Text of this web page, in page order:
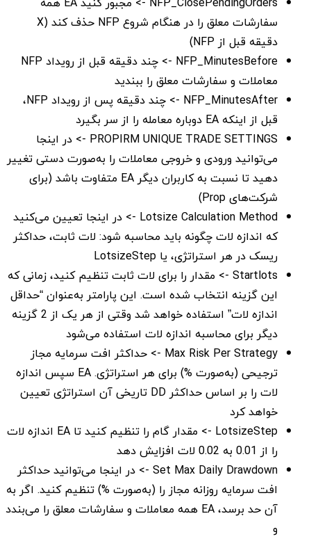
سفارشات معلق را در هنگام شروع NFP حذف کند (X
دقیقه قبل از NFP)
NFP_MinutesBefore -> چند دقیقه قبل از رویداد NFP
معاملات و سفارشات معلق را ببندید
NFP_MinutesAfter -> چند دقیقه پس از رویداد NFP،
قبل از اینکه EA دوباره معامله را از سر بگیرد
PROPIRM UNIQUE TRADE SETTINGS -> در اینجا
می‌توانید ورودی و خروجی معاملات را به‌صورت دستی تغییر
دهید تا نسبت به کاربران دیگر EA متفاوت باشد (برای
شرکت‌های Prop)
Lotsize Calculation Method -> در اینجا تعیین می‌کنید
که اندازه لات چگونه باید محاسبه شود: لات ثابت، حداکثر
ریسک در هر استراتژی، یا LotsizeStep
Startlots -> مقدار را برای لات ثابت تنظیم کنید، زمانی که
این گزینه انتخاب شده است. این پارامتر به‌عنوان “حداقل
اندازه لات” استفاده خواهد شد وقتی از هر یک از 2 گزینه
دیگر برای محاسبه اندازه لات استفاده می‌شود
Max Risk Per Strategy -> حداکثر افت سرمایه مجاز
ترجیحی (به‌صورت %) برای هر استراتژی. EA سپس اندازه
لات را بر اساس حداکثر DD تاریخی آن استراتژی تعیین
خواهد کرد
LotsizeStep -> مقدار گام را تنظیم کنید تا EA اندازه لات
را از 0.01 به 0.02 لات افزایش دهد
Set Max Daily Drawdown -> در اینجا می‌توانید حداکثر
افت سرمایه روزانه مجاز را (به‌صورت %) تنظیم کنید. اگر به
آن حد برسد، EA همه معاملات و سفارشات معلق را می‌بندد
و